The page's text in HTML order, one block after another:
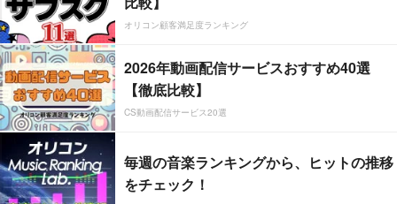
オリコン顧客満足度ランキング
2026年動画配信サービスおすすめ40選
【徹底比較】
CS動画配信サービス20選
毎週の音楽ランキングから、ヒットの推移
をチェック！